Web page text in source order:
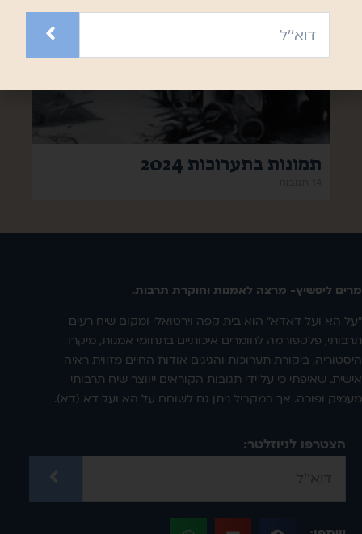
תמונות בתערוכות 2024
מרים ליפשיץ- מרצה לאמנות וחוקרת תרבות.
"על הא ועל דאדא" הוא בית קפה וירטואלי ומקום שיח רעים
תרבותי, פלטפורמה לחומרים איכותיים בתחומי אמנות, מיקרו
היסטוריה, ביקורת תערוכות והגיגים אודות החיים מזווית ראיה
אישית. שאיפתי כי על ידי תגובות הקוראים ייווצר שיח תרבותי
מעמיק ופורה. אך במקביל ניתן גם לשוחח על הא ועל דא (דא).
הצטרפו לניוזלטר: